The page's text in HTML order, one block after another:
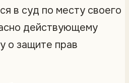
в суд по месту своего
действующему
о защите прав